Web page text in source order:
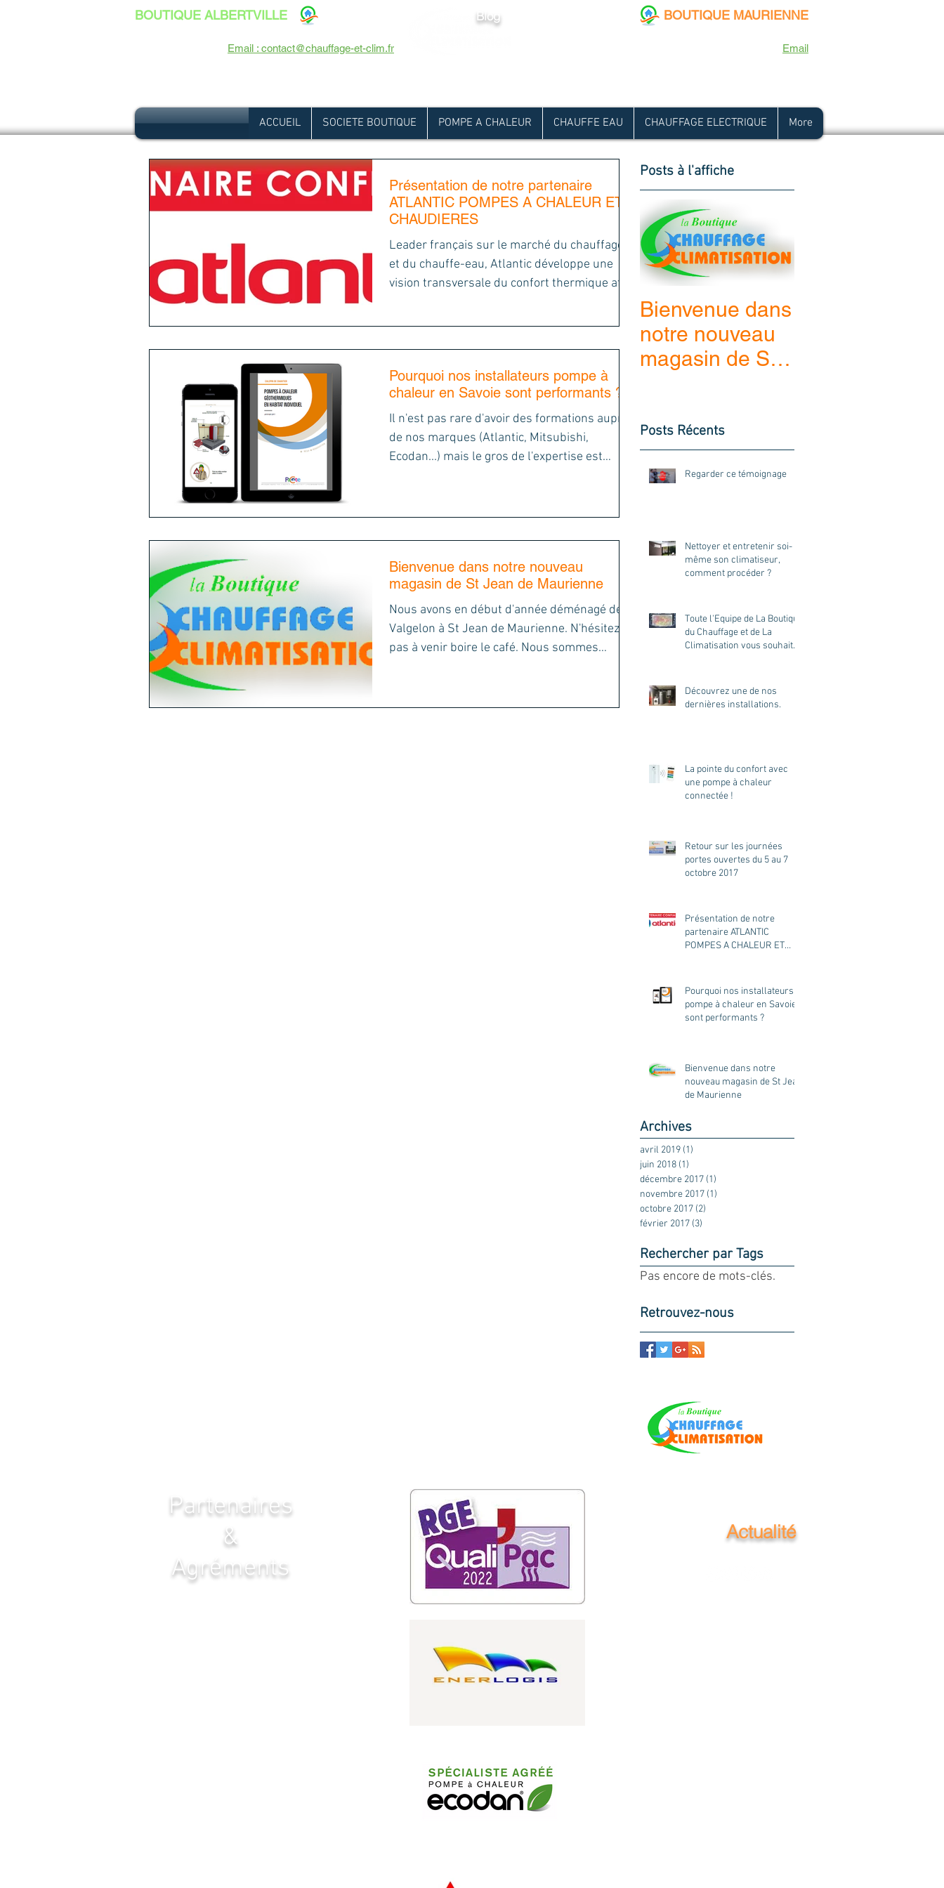
BOUTIQUE ALBERTVILLE
Email : contact@chauffage-et-clim.fr
BOUTIQUE MAURIENNE
Email
Blog
ACCUEIL SOCIETE BOUTIQUE POMPE A CHALEUR CHAUFFE EAU CHAUFFAGE ELECTRIQUE More
Présentation de notre partenaire
ATLANTIC POMPES A CHALEUR ET
CHAUDIERES
Leader français sur le marché du chauffage
et du chauffe-eau, Atlantic développe une
vision transversale du confort thermique afin
Pourquoi nos installateurs pompe à
chaleur en Savoie sont performants ?
Il n'est pas rare d'avoir des formations auprès
de nos marques (Atlantic, Mitsubishi,
Ecodan...) mais le gros de l'expertise est
Bienvenue dans notre nouveau
magasin de St Jean de Maurienne
Nous avons en début d'année déménagé de
Valgelon à St Jean de Maurienne. N'hésitez
pas à venir boire le café. Nous sommes
Posts à l'affiche
Bienvenue dans
notre nouveau
magasin de St
Posts Récents
Regarder ce témoignage
Nettoyer et entretenir soi-
même son climatiseur,
comment procéder ?
Toute l'Equipe de La Boutique
du Chauffage et de La
Climatisation vous souhaite
Découvrez une de nos
dernières installations.
La pointe du confort avec
une pompe à chaleur
connectée !
Retour sur les journées
portes ouvertes du 5 au 7
octobre 2017
Présentation de notre
partenaire ATLANTIC
POMPES A CHALEUR ET
Pourquoi nos installateurs
pompe à chaleur en Savoie
sont performants ?
Bienvenue dans notre
nouveau magasin de St Jean
de Maurienne
Archives
avril 2019 (1)
juin 2018 (1)
décembre 2017 (1)
novembre 2017 (1)
octobre 2017 (2)
février 2017 (3)
Rechercher par Tags
Pas encore de mots-clés.
Retrouvez-nous
Partenaires
&
Agréments
Actualité